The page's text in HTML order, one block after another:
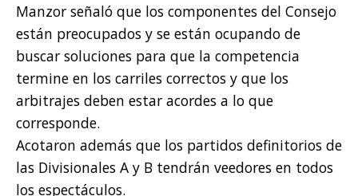
Manzor señaló que los componentes del Consejo
están preocupados y se están ocupando de
buscar soluciones para que la competencia
termine en los carriles correctos y que los
arbitrajes deben estar acordes a lo que
corresponde.
Acotaron además que los partidos definitorios de
las Divisionales A y B tendrán veedores en todos
los espectáculos.